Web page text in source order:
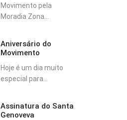
Movimento pela
Moradia Zona...
Aniversário do
Movimento
Hoje é um dia muito
especial para...
Assinatura do Santa
Genoveva